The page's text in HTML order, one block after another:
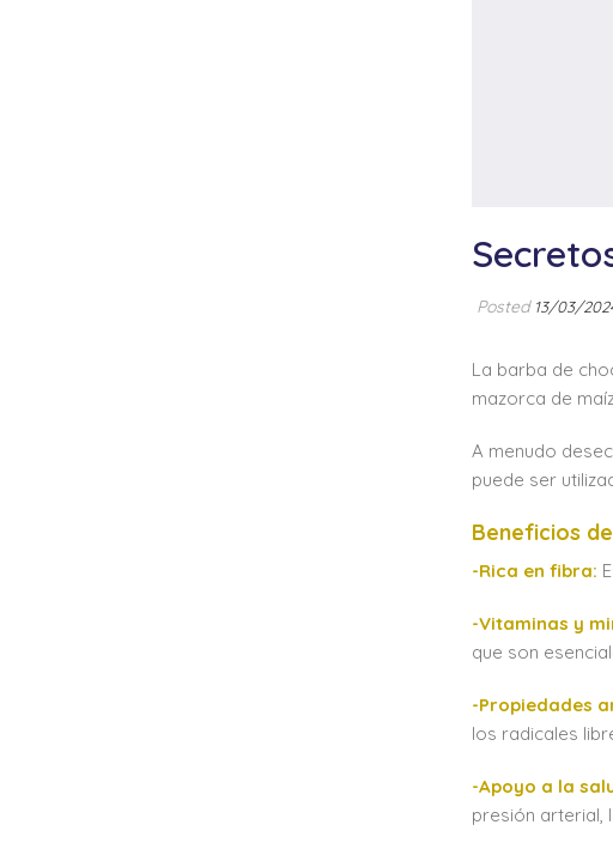
Posted 13/03/
La barba de
mazorca de
A menudo
puede ser
Beneficios
-Rica en fibra:
-Vitaminas y
que son
-Propiedades
los radicales
-Apoyo a la
presión arterial,